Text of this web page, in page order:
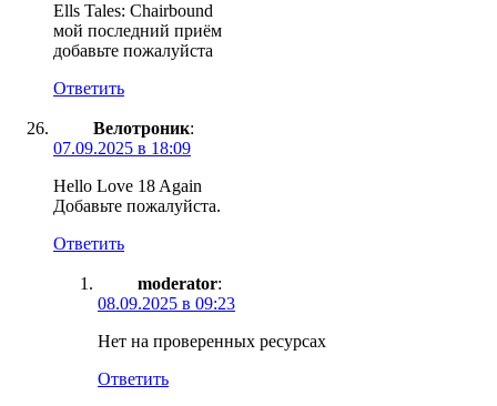
Ells Tales: Chairbound
мой последний приём
добавьте пожалуйста
Ответить
Велотроник:
07.09.2025 в 18:09
Hello Love 18 Again
Добавьте пожалуйста.
Ответить
moderator:
08.09.2025 в 09:23
Нет на проверенных ресурсах
Ответить